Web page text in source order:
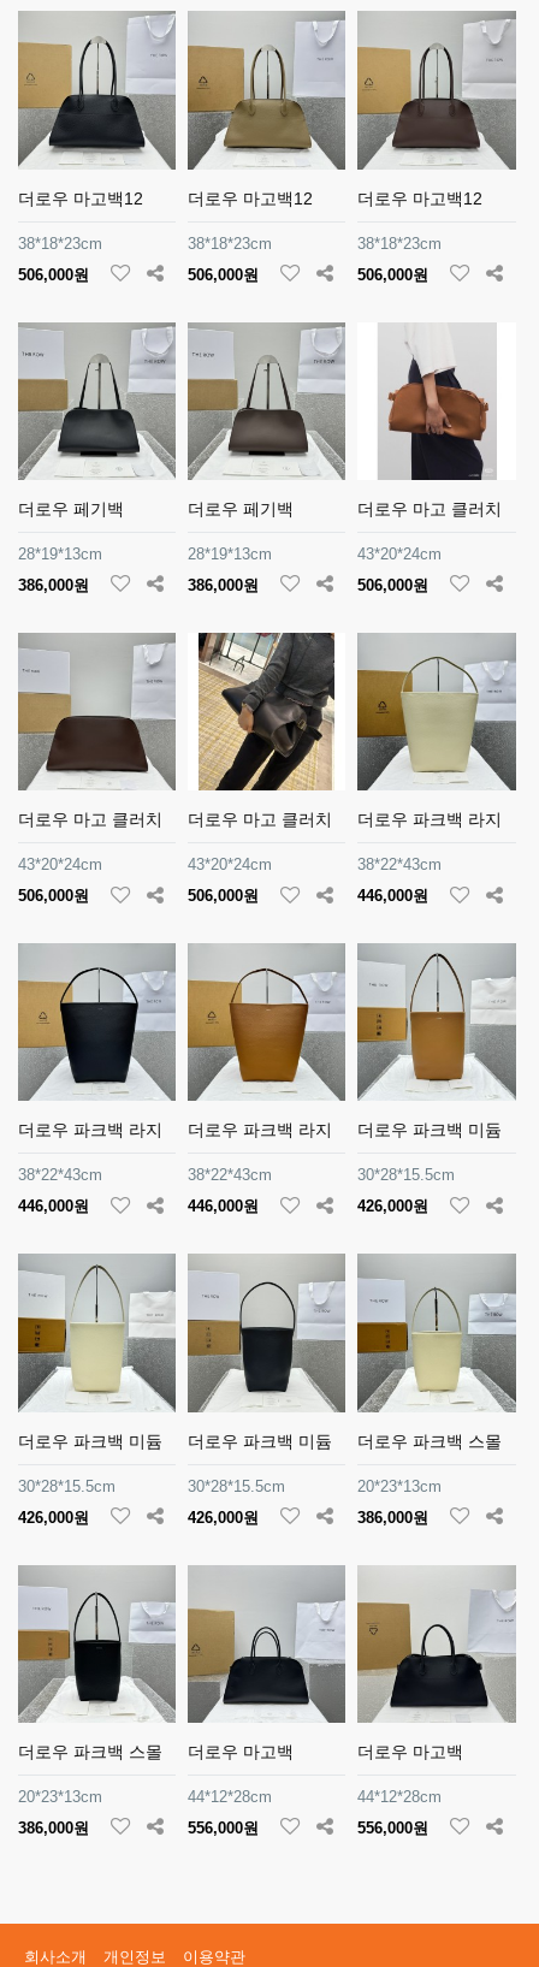
더로우 마고백12
38*18*23cm
506,000원
더로우 마고백12
38*18*23cm
506,000원
더로우 마고백12
38*18*23cm
506,000원
더로우 페기백
28*19*13cm
386,000원
더로우 페기백
28*19*13cm
386,000원
더로우 마고 클러치
43*20*24cm
506,000원
더로우 마고 클러치
43*20*24cm
506,000원
더로우 마고 클러치
43*20*24cm
506,000원
더로우 파크백 라지
38*22*43cm
446,000원
더로우 파크백 라지
38*22*43cm
446,000원
더로우 파크백 라지
38*22*43cm
446,000원
더로우 파크백 미듐
30*28*15.5cm
426,000원
더로우 파크백 미듐
30*28*15.5cm
426,000원
더로우 파크백 미듐
30*28*15.5cm
426,000원
더로우 파크백 스몰
20*23*13cm
386,000원
더로우 파크백 스몰
20*23*13cm
386,000원
더로우 마고백
44*12*28cm
556,000원
더로우 마고백
44*12*28cm
556,000원
회사소개 개인정보 이용약관